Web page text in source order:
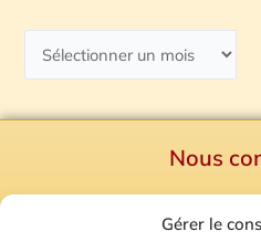
Gérer le
Nous